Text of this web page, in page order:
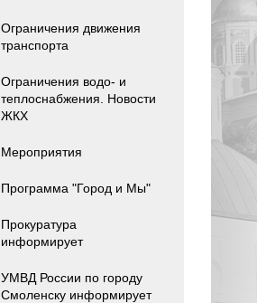
Ограничения движения
транспорта
Ограничения водо- и
теплоснабжения. Новости
ЖКХ
Мероприятия
Программа "Город и Мы"
Прокуратура
информирует
УМВД России по городу
Смоленску информирует